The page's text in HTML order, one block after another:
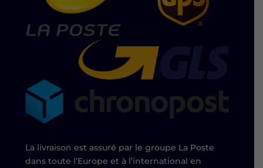
La livraison est assuré par le groupe La Poste
dans toute l’Europe et à l’international en